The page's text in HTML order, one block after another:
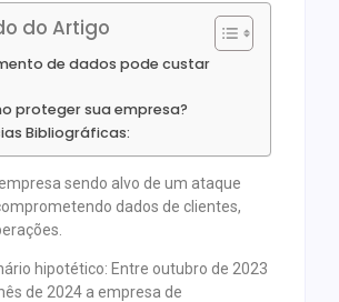
do Artigo
de dados pode custar
proteger sua empresa?
Bibliográficas:
sendo alvo de um ataque
dados de clientes,
hipotético: Entre outubro de 2023
de 2024 a empresa de